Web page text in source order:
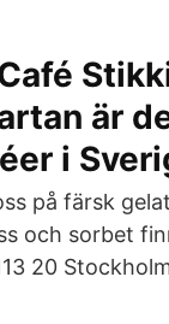
är
i
på färsk
och sorbet
20